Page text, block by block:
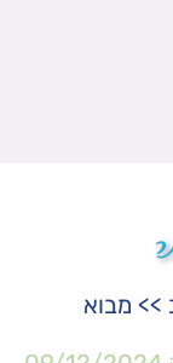
>> מבוא